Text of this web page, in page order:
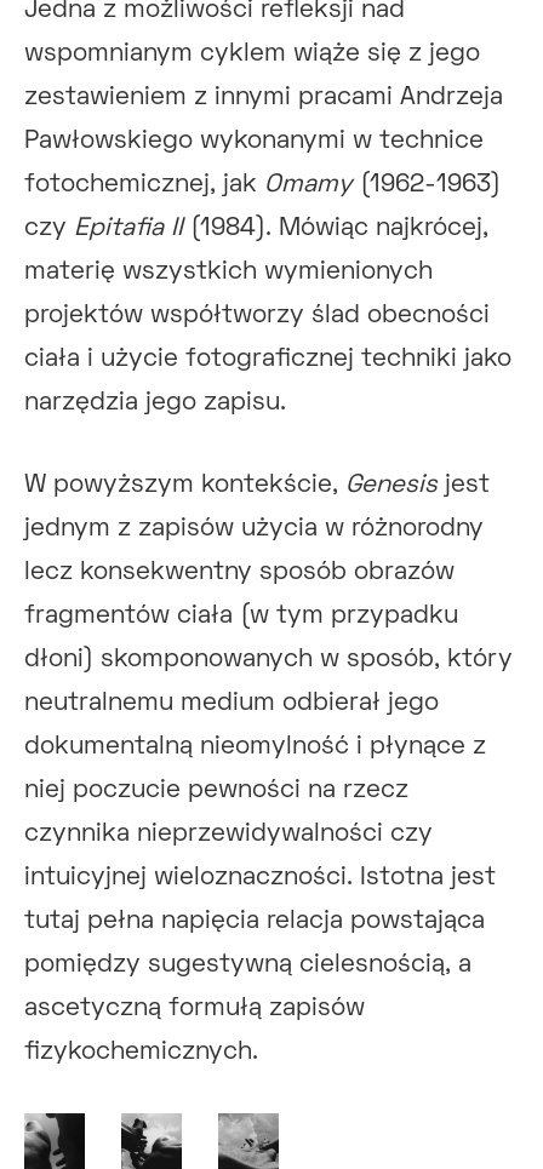
Jedna z możliwości refleksji nad
wspomnianym cyklem wiąże się z jego
zestawieniem z innymi pracami Andrzeja
Pawłowskiego wykonanymi w technice
fotochemicznej, jak Omamy(1962-1963)
czy Epitafia II(1984). Mówiąc najkrócej,
materię wszystkich wymienionych
projektów współtworzy ślad obecności
ciała i użycie fotograficznej techniki jako
narzędzia jego zapisu.
W powyższym kontekście, Genesisjest
jednym z zapisów użycia w różnorodny
lecz konsekwentny sposób obrazów
fragmentów ciała (w tym przypadku
dłoni) skomponowanych w sposób, który
neutralnemu medium odbierał jego
dokumentalną nieomylność i płynące z
niej poczucie pewności na rzecz
czynnika nieprzewidywalności czy
intuicyjnej wieloznaczności. Istotna jest
tutaj pełna napięcia relacja powstająca
pomiędzy sugestywną cielesnością, a
ascetyczną formułą zapisów
fizykochemicznych.